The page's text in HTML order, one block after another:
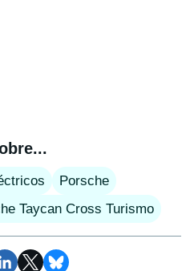
Porsche
Taycan Cross Turismo